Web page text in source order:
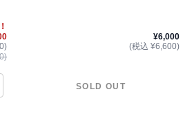
¥6,000
(税込 ¥6,600)
SOLD OUT